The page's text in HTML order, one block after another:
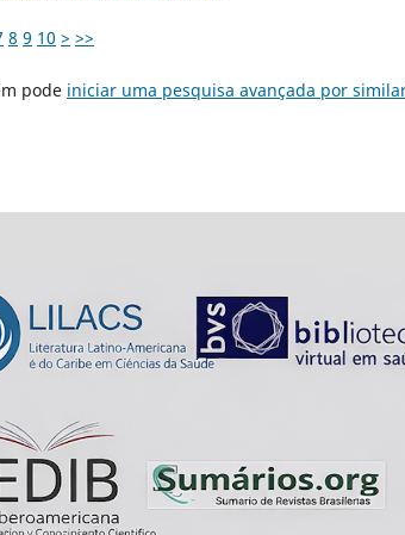
8 9 10 > >>
pode iniciar uma pesquisa avançada por